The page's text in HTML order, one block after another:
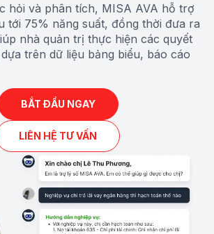
hỏi và phân tích, MISA AVA hỗ trợ
tới 75% năng suất, đồng thời đưa ra
nhà quản trị thực hiện các quyết
trên dữ liệu bảng biểu, báo cáo
BẮT ĐẦU NGAY
LIÊN HỆ TƯ VẤN